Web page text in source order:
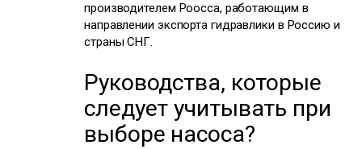
производителем Poocca, работающим в
направлении экспорта гидравлики в Россию и
страны СНГ.
Руководства, которые
следует учитывать при
выборе насоса?